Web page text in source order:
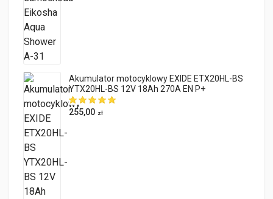
Akumulator motocyklowy EXIDE ETX20HL-BS
YTX20HL-BS 12V 18Ah 270A EN P+
255,00 zł